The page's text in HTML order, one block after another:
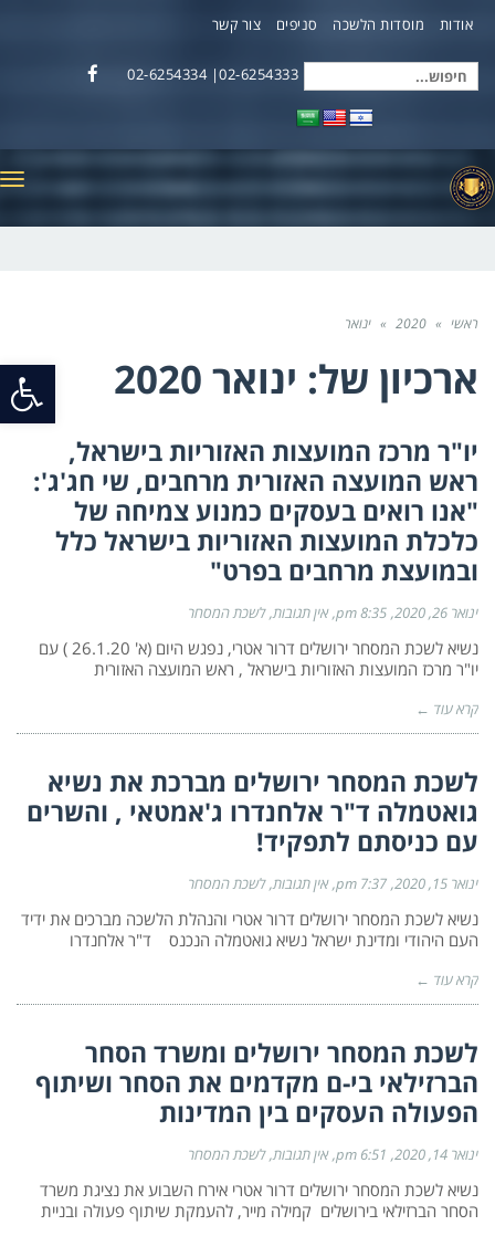
אודות מוסדות הלשכה סניפים צור קשר
חיפוש
02-6254333| 02-6254334
ראשי »
2020
» ינואר
ארכיון של: ינואר 2020
יו"ר מרכז המועצות האזוריות בישראל,
ראש המועצה האזורית מרחבים, שי חג'ג':
"אנו רואים בעסקים כמנוע צמיחה של
כלכלת המועצות האזוריות בישראל כלל
ובמועצת מרחבים בפרט"
ינואר 26, 2020 8:35 pm אין תגובות לשכת המסחר
נשיא לשכת המסחר ירושלים דרור אטרי, נפגש היום (א' 26.1.20 ) עם
יו"ר מרכז המועצות האזוריות בישראל , ראש המועצה האזורית
קרא עוד ←
לשכת המסחר ירושלים מברכת את נשיא
גואטמלה ד"ר אלחנדרו ג'אמטאי , והשרים
עם כניסתם לתפקיד!
ינואר 15, 2020 7:37 pm אין תגובות לשכת המסחר
נשיא לשכת המסחר ירושלים דרור אטרי והנהלת הלשכה מברכים את ידיד
העם היהודי ומדינת ישראל נשיא גואטמלה הנכנס ד"ר אלחנדרו
קרא עוד ←
לשכת המסחר ירושלים ומשרד הסחר
הברזילאי בי-ם מקדמים את הסחר ושיתוף
הפעולה העסקים בין המדינות
ינואר 14, 2020 6:51 pm אין תגובות לשכת המסחר
נשיא לשכת המסחר ירושלים דרור אטרי אירח השבוע את נציגת משרד
הסחר הברזילאי בירושלים קמילה מייר, להעמקת שיתוף פעולה ובניית